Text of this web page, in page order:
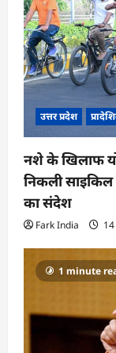
उत्तर प्रदेश
नशे के खिलाफ
निकली साइकिल
का संदेश
Fark India
1 minute